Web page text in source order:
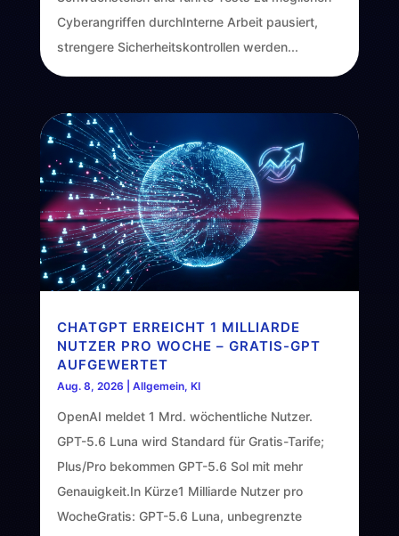
Cyberangriffen durchInterne Arbeit pausiert,
strengere Sicherheitskontrollen werden...
CHATGPT ERREICHT 1 MILLIARDE
NUTZER PRO WOCHE – GRATIS-GPT
AUFGEWERTET
Aug. 8, 2026 Allgemein, KI
OpenAI meldet 1 Mrd. wöchentliche Nutzer.
GPT-5.6 Luna wird Standard für Gratis-Tarife;
Plus/Pro bekommen GPT-5.6 Sol mit mehr
Genauigkeit.In Kürze1 Milliarde Nutzer pro
WocheGratis: GPT-5.6 Luna, unbegrenzte